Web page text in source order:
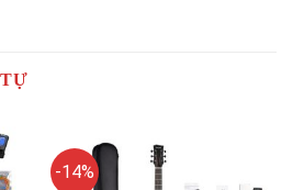
-14%